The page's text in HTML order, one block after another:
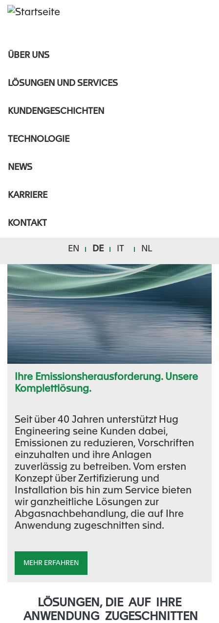
MAIN
DE
ÜBER UNS
LÖSUNGEN UND SERVICES
KUNDENGESCHICHTEN
TECHNOLOGIE
NEWS
KARRIERE
KONTAKT
EN DE IT NL
CLEANER EMISSIONS FOR
THE WORLD
complete emission reduction
Ihre Emissionsherausforderung. Unsere
Komplettlösung.
Seit über 40 Jahren unterstützt Hug
Engineering seine Kunden dabei,
Emissionen zu reduzieren, Vorschriften
einzuhalten und ihre Anlagen
zuverlässig zu betreiben. Vom ersten
Konzept über Zertifizierung und
Installation bis hin zum Service bieten
wir ganzheitliche Lösungen zur
Abgasnachbehandlung, die auf Ihre
Anwendung zugeschnitten sind.
MEHR ERFAHREN
LÖSUNGEN, DIE AUF IHRE
ANWENDUNG ZUGESCHNITTEN